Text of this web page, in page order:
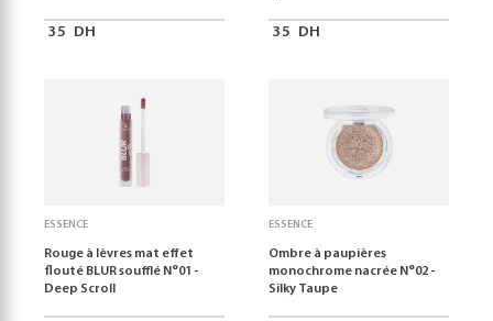
35 DH 35 DH
ESSENCE
Rouge à lèvres mat effet
flouté BLUR soufflé N°01 -
Deep Scroll
ESSENCE
Ombre à paupières
monochrome nacrée N°02 -
Silky Taupe